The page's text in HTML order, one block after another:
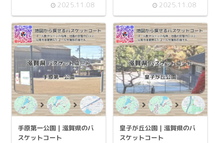
2025.11.08
2025.11.08
手原第一公園 | 滋賀県のバ
スケットコート
皇子が丘公園 | 滋賀県のバ
スケットコート